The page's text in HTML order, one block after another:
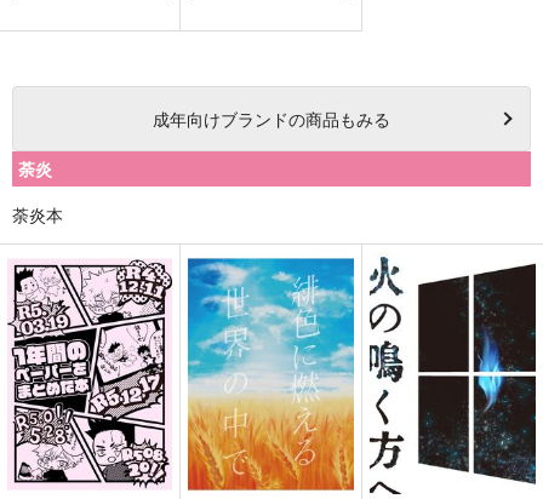
成年向けブランドの商品もみる
荼炎
荼炎本